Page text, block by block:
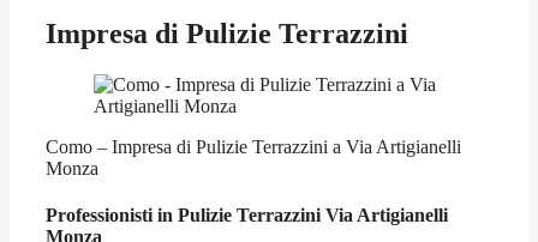
Impresa di Pulizie Terrazzini
Como – Impresa di Pulizie Terrazzini a Via Artigianelli
Monza
Professionisti in Pulizie Terrazzini Via Artigianelli
Monza